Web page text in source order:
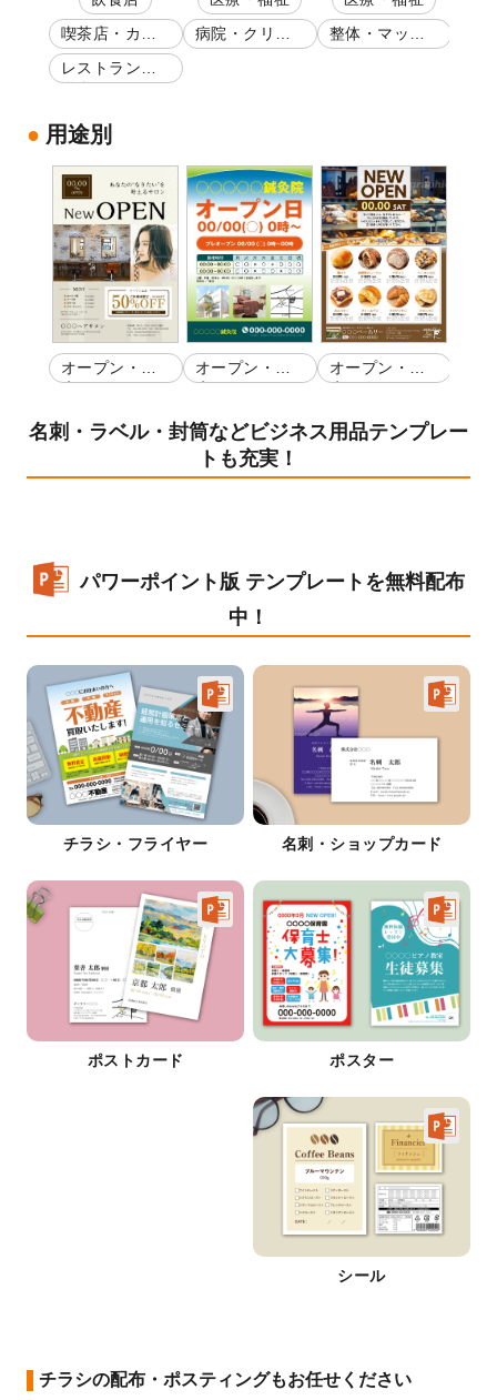
喫茶店・カフ
ェ
レストラン・
洋食
病院・クリニ
ック
整体・マッサ
ージ
用途別
オープン・開
店
オープン・開
店
オープン・開
店
名刺・ラベル・封筒などビジネス用品テンプレー
トも充実！
パワーポイント版 テンプレートを無料配布
中！
チラシ・フライヤー 名刺・ショップカード
ポストカード ポスター
シール
チラシの配布・ポスティングもお任せください